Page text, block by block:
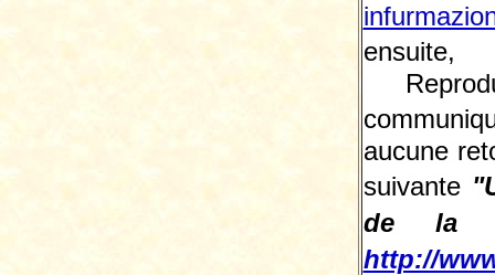
ensuite,
aucune
suivante
de la
http://